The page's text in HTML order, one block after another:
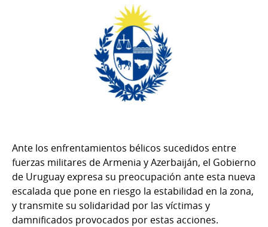
Ante los enfrentamientos bélicos sucedidos entre
fuerzas militares de Armenia y Azerbaiján, el Gobierno
de Uruguay expresa su preocupación ante esta nueva
escalada que pone en riesgo la estabilidad en la zona,
y transmite su solidaridad por las víctimas y
damnificados provocados por estas acciones.